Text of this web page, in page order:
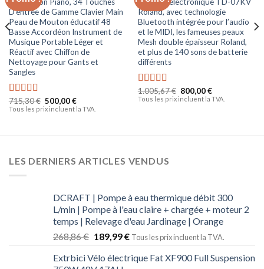
à la liste
d’envies
D’entrée de Gamme Clavier Main
Peau de Mouton éducatif 48
Basse Accordéon Instrument de
Musique Portable Léger et
Réactif avec Chiffon de
Nettoyage pour Gants et
Sangles
Note4.50
sur 5
715,30€ 500,00€
Tous les prix incluent la TVA.
à la liste
d’envies
Roland, avec technologie
Bluetooth intégrée pour l’audio
et le MIDI, les fameuses peaux
Mesh double épaisseur Roland,
et plus de 140 sons de batterie
différents
Note5.00
sur 5
1.005,67€ 800,00€
Tous les prix incluent la TVA.
LES DERNIERS ARTICLES VENDUS
DCRAFT | Pompe à eau thermique débit 300
L/min | Pompe à l'eau claire + chargée + moteur 2
temps | Relevage d'eau Jardinage | Orange
268,86€ 189,99€ Tous les prix incluent la TVA.
Extrbici Vélo électrique Fat XF900 Full Suspension